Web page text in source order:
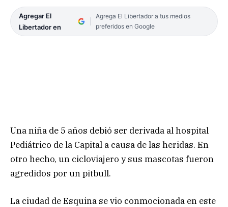
Agregar El
Libertador en
Agrega El Libertador a tus medios
preferidos en Google
Una niña de 5 años debió ser derivada al hospital
Pediátrico de la Capital a causa de las heridas. En
otro hecho, un cicloviajero y sus mascotas fueron
agredidos por un pitbull.
La ciudad de Esquina se vio conmocionada en este